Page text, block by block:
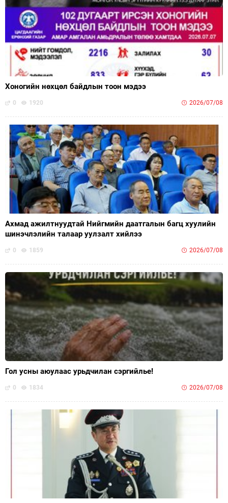
Хоногийн нөхцөл байдлын тоон мэдээ
0 1920 2026/07/08
Ахмад ажилтнуудтай Нийгмийн даатгалын багц хуулийн
шинэчлэлийн талаар уулзалт хийлээ
0 1859 2026/07/08
Гол усны аюулаас урьдчилан сэргийлье!
0 1834 2026/07/08